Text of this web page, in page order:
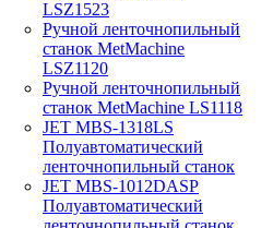
LSZ1523
Ручной ленточнопильный
станок MetMachine
LSZ1120
Ручной ленточнопильный
станок MetMachine LS1118
JET MBS-1318LS
Полуавтоматический
ленточнопильный станок
JET MBS-1012DASP
Полуавтоматический